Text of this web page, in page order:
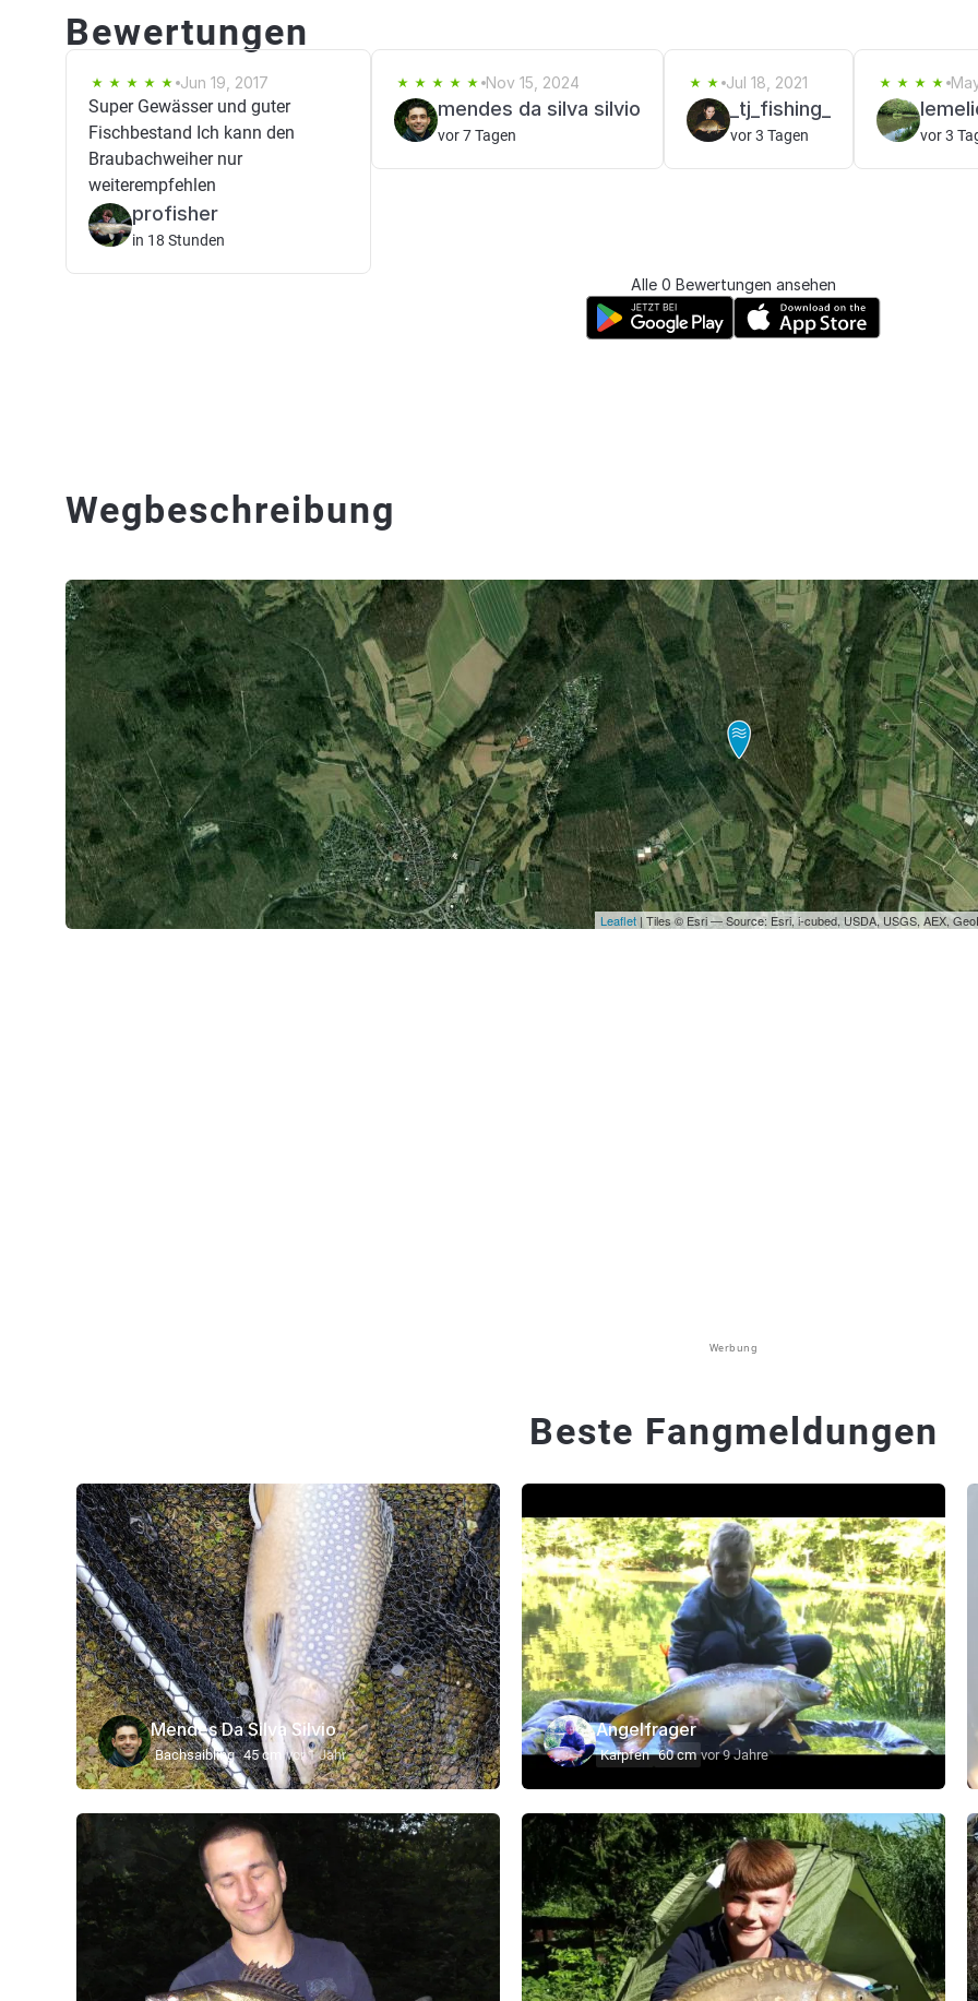
Bewertungen
Jun 19, 2017
Super Gewässer und guter
Fischbestand Ich kann den
Braubachweiher nur
weiterempfehlen
profisher
in 18 Stunden
Nov 15, 2024
mendes da silva silvio
vor 7 Tagen
Jul 18, 2021
_tj_fishing_
vor 3 Tagen vor 3
Alle 0 Bewertungen ansehen
Wegbeschreibung
Leaflet | Tiles © Esri — Source: Esri, i-cubed, USDA, USGS, AEX,
Werbung
Beste Fangmeldungen
Mendes Da Silva Silvio
Bachsaibling 45 cm vor 1 Jahr
Angelfrager
Karpfen 60 cm vor 9 Jahre